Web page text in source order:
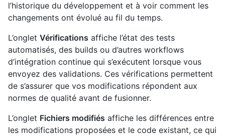
l’historique du développement et à voir comment les
changements ont évolué au fil du temps.
L’onglet Vérifications affiche l’état des tests
automatisés, des builds ou d’autres workflows
d’intégration continue qui s’exécutent lorsque vous
envoyez des validations. Ces vérifications permettent
de s’assurer que vos modifications répondent aux
normes de qualité avant de fusionner.
L’onglet Fichiers modifiés affiche les différences entre
les modifications proposées et le code existant, ce qui